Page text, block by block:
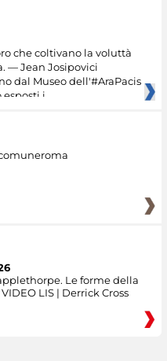
che coltivano la voluttà
— Jean Josipovici
dal Museo dell'#AraPacis
esposti i
Le forme della
LIS | Derrick Cross